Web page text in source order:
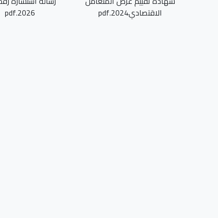
الاقتصادي2024.pdf
2026.pdf